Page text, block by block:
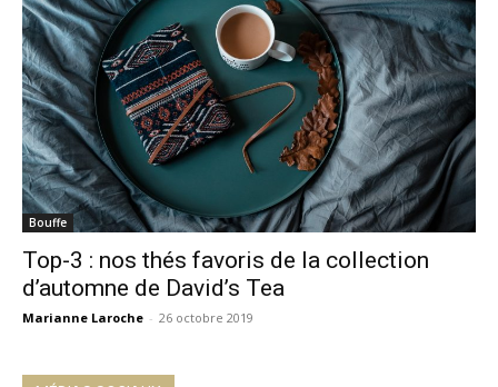
Bouffe
Top-3 : nos thés favoris de la collection
d’automne de David’s Tea
Marianne Laroche - 26 octobre 2019